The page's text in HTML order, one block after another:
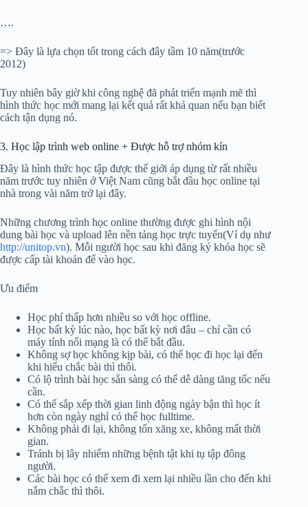
….
=> Đây là lựa chọn tốt trong cách đây tầm 10 năm(trước
2012)
Tuy nhiên bây giờ khi công nghệ đã phát triển mạnh mẽ thì
hình thức học mới mang lại kết quả rất khả quan nếu bạn biết
cách tận dụng nó.
3. Học lập trình web online + Được hỗ trợ nhóm kín
Đây là hình thức học tập được thế giới áp dụng từ rất nhiều
năm trước tuy nhiên ở Việt Nam cũng bắt đầu học online tại
nhà trong vài năm trở lại đây.
Những chương trình học online thường được ghi hình nội
dung bài học và upload lên nền tảng học trực tuyến(Ví dụ như
http://unitop.vn). Mỗi người học sau khi đăng ký khóa học sẽ
được cấp tài khoản để vào học.
Ưu điểm
Học phí thấp hơn nhiều so với học offline.
Học bất kỳ lúc nào, học bất kỳ nơi đâu – chỉ cần có
máy tính nối mạng là có thể bắt đầu.
Không sợ học không kịp bài, có thể học đi học lại đến
khi hiểu chắc bài thì thôi.
Có lộ trình bài học sẵn sàng có thể dễ dàng tăng tốc nếu
cần.
Có thể sắp xếp thời gian linh động ngày bận thì học ít
hơn còn ngày nghỉ có thể học fulltime.
Không phải đi lại, không tốn xăng xe, không mất thời
gian.
Tránh bị lây nhiểm những bệnh tật khi tụ tập đông
người.
Các bài học có thể xem đi xem lại nhiều lần cho đến khi
nắm chắc thì thôi.